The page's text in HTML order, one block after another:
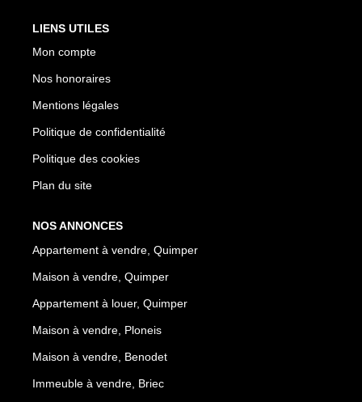
LIENS UTILES
Mon compte
Nos honoraires
Mentions légales
Politique de confidentialité
Politique des cookies
Plan du site
NOS ANNONCES
Appartement à vendre, Quimper
Maison à vendre, Quimper
Appartement à louer, Quimper
Maison à vendre, Ploneis
Maison à vendre, Benodet
Immeuble à vendre, Briec